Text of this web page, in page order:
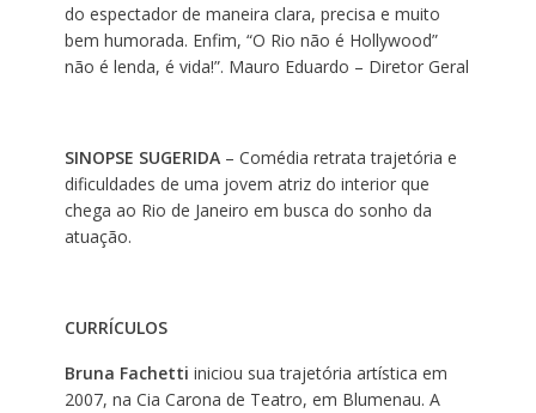
do espectador de maneira clara, precisa e muito
bem humorada. Enfim, “O Rio não é Hollywood”
não é lenda, é vida!”. Mauro Eduardo – Diretor Geral
SINOPSE SUGERIDA– Comédia retrata trajetória e
dificuldades de uma jovem atriz do interior que
chega ao Rio de Janeiro em busca do sonho da
atuação.
CURRÍCULOS
Bruna Fachetti iniciou sua trajetória artística em
2007, na Cia Carona de Teatro, em Blumenau. A